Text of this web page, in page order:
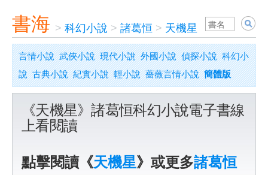
書海 > 科幻小說 > 諸葛恒 > 天機星
言情小說 武俠小說 現代小說 外國小說 偵探小說 科幻小
說 古典小說 紀實小說 輕小說 薔薇言情小說 簡體版
《天機星》諸葛恒科幻小說電子書線
上看閱讀
點擊閱讀《天機星》或更多諸葛恒